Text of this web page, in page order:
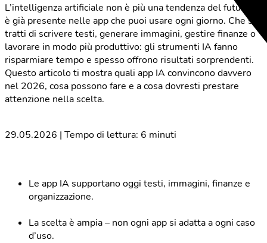
L’intelligenza artificiale non è più una tendenza del futuro –
è già presente nelle app che puoi usare ogni giorno. Che si
tratti di scrivere testi, generare immagini, gestire finanze o
lavorare in modo più produttivo: gli strumenti IA fanno
risparmiare tempo e spesso offrono risultati sorprendenti.
Questo articolo ti mostra quali app IA convincono davvero
nel 2026, cosa possono fare e a cosa dovresti prestare
attenzione nella scelta.
29.05.2026 | Tempo di lettura: 6 minuti
Le app IA supportano oggi testi, immagini, finanze e
organizzazione.
La scelta è ampia – non ogni app si adatta a ogni caso
d’uso.